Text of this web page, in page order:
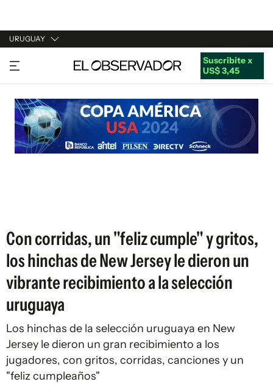
URUGUAY
URUGUAY
ARGENTINA
ESPAÑA
ESTADOS UNIDOS
Suscribite x
US$ 3,45
Con corridas, un "feliz cumple" y gritos,
los hinchas de New Jersey le dieron un
vibrante recibimiento a la selección
uruguaya
Los hinchas de la selección uruguaya en New
Jersey le dieron un gran recibimiento a los
jugadores, con gritos, corridas, canciones y un
"feliz cumpleaños"